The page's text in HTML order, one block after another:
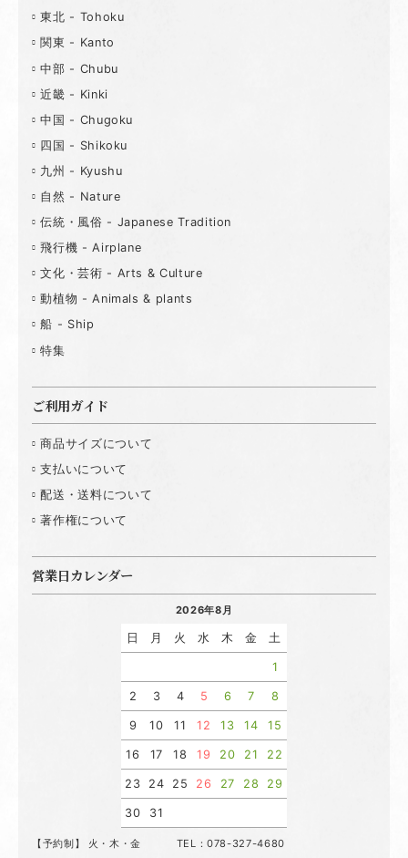
東北 - Tohoku
関東 - Kanto
中部 - Chubu
近畿 - Kinki
中国 - Chugoku
四国 - Shikoku
九州 - Kyushu
自然 - Nature
伝統・風俗 - Japanese Tradition
飛行機 - Airplane
文化・芸術 - Arts & Culture
動植物 - Animals & plants
船 - Ship
特集
ご利用ガイド
商品サイズについて
支払いについて
配送・送料について
著作権について
営業日カレンダー
2026年8月
日 月 火 水 木 金 土
1
2 3 4 5 6 7 8
9 10 11 12 13 14 15
16 17 18 19 20 21 22
23 24 25 26 27 28 29
30 31
【予約制】 火・木・金 TEL：078-327-4680